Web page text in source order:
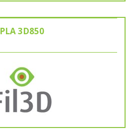
PLA 3D850